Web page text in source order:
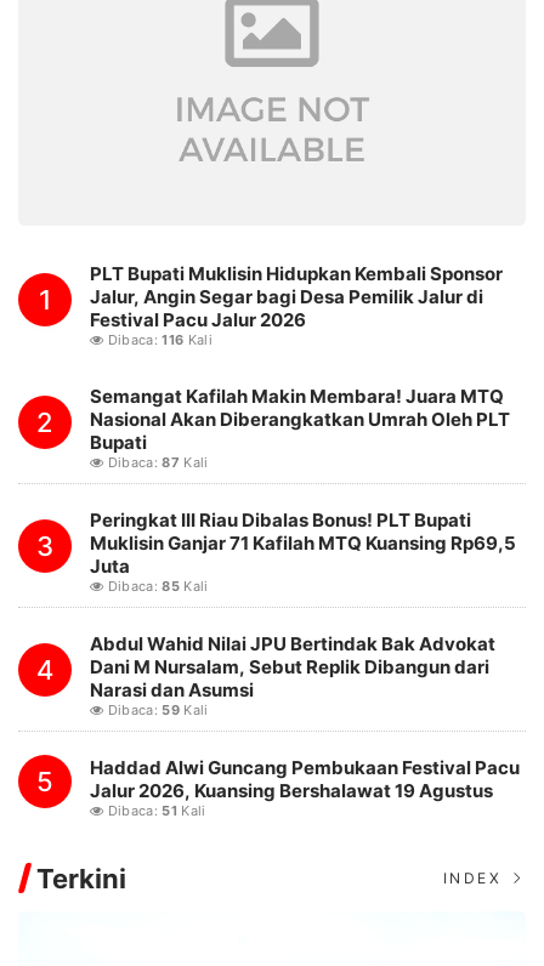
1
PLT Bupati Muklisin Hidupkan Kembali Sponsor
Jalur, Angin Segar bagi Desa Pemilik Jalur di
Festival Pacu Jalur 2026
Dibaca:116 Kali
2
Semangat Kafilah Makin Membara! Juara MTQ
Nasional Akan Diberangkatkan Umrah Oleh PLT
Bupati
Dibaca:87 Kali
3
Peringkat III Riau Dibalas Bonus! PLT Bupati
Muklisin Ganjar 71 Kafilah MTQ Kuansing Rp69,5
Juta
Dibaca:85Kali
4
Abdul Wahid Nilai JPU Bertindak Bak Advokat
Dani M Nursalam, Sebut Replik Dibangun dari
Narasi dan Asumsi
Dibaca: 59Kali
5
Haddad Alwi Guncang Pembukaan Festival Pacu
Jalur 2026, Kuansing Bershalawat 19 Agustus
Dibaca: 51 Kali
Terkini INDEX